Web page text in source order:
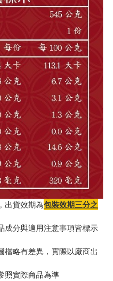
出貨效期為包裝效期三分之
成分與適用注意事項皆標示
檔略有差異，實際以廠商出
照實際商品為準